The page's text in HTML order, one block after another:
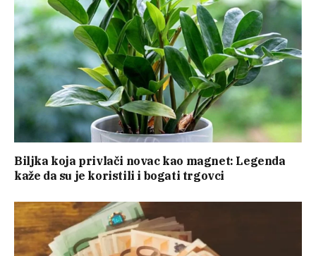
Biljka koja privlači novac kao magnet: Legenda
kaže da su je koristili i bogati trgovci